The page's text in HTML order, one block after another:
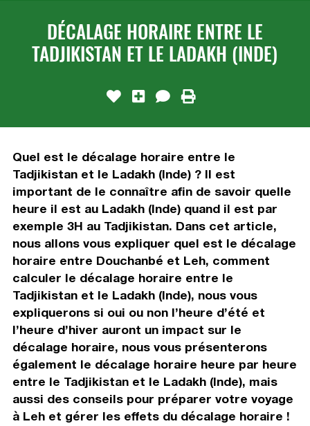
DÉCALAGE HORAIRE ENTRE LE
TADJIKISTAN ET LE LADAKH (INDE)
Quel est le décalage horaire entre le
Tadjikistan et le Ladakh (Inde) ? Il est
important de le connaître afin de savoir quelle
heure il est au Ladakh (Inde) quand il est par
exemple 3H au Tadjikistan. Dans cet article,
nous allons vous expliquer quel est le décalage
horaire entre Douchanbé et Leh, comment
calculer le décalage horaire entre le
Tadjikistan et le Ladakh (Inde), nous vous
expliquerons si oui ou non l’heure d’été et
l’heure d’hiver auront un impact sur le
décalage horaire, nous vous présenterons
également le décalage horaire heure par heure
entre le Tadjikistan et le Ladakh (Inde), mais
aussi des conseils pour préparer votre voyage
à Leh et gérer les effets du décalage horaire !